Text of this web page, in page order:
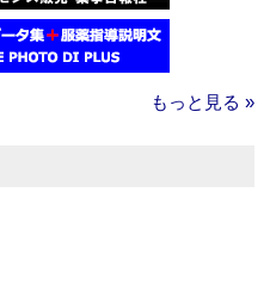
もっと見る »